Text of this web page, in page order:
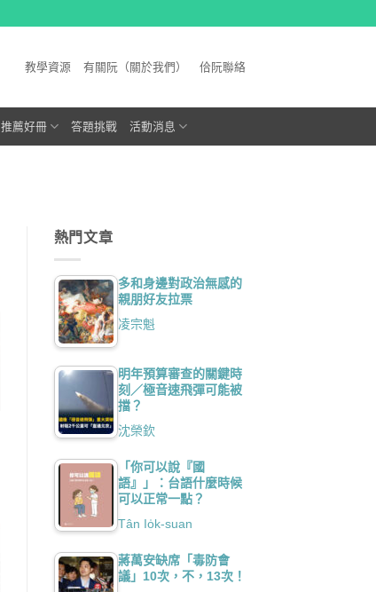
教學資源 有關阮（關於我們） 佮阮聯絡
推薦好冊 答題挑戰 活動消息
熱門文章
多和身邊對政治無感的
親朋好友拉票
凌宗魁
明年預算審查的關鍵時
刻／極音速飛彈可能被
擋？
沈榮欽
「你可以說『國
語』」：台語什麼時候
可以正常一點？
Tân Io̍k-suan
蔣萬安缺席「毒防會
議」10次，不，13次！